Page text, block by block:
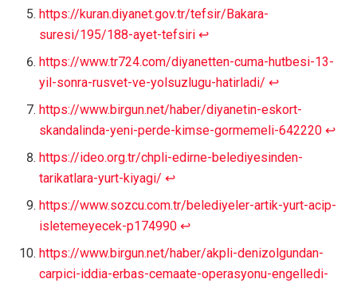
https://kuran.diyanet.gov.tr/tefsir/Bakara-
suresi/195/188-ayet-tefsiri ↩︎
https://www.tr724.com/diyanetten-cuma-hutbesi-13-
yil-sonra-rusvet-ve-yolsuzlugu-hatirladi/ ↩︎
https://www.birgun.net/haber/diyanetin-eskort-
skandalinda-yeni-perde-kimse-gormemeli-642220 ↩︎
https://ideo.org.tr/chpli-edirne-belediyesinden-
tarikatlara-yurt-kiyagi/ ↩︎
https://www.sozcu.com.tr/belediyeler-artik-yurt-acip-
isletemeyecek-p174990 ↩︎
https://www.birgun.net/haber/akpli-denizolgundan-
carpici-iddia-erbas-cemaate-operasyonu-engelledi-